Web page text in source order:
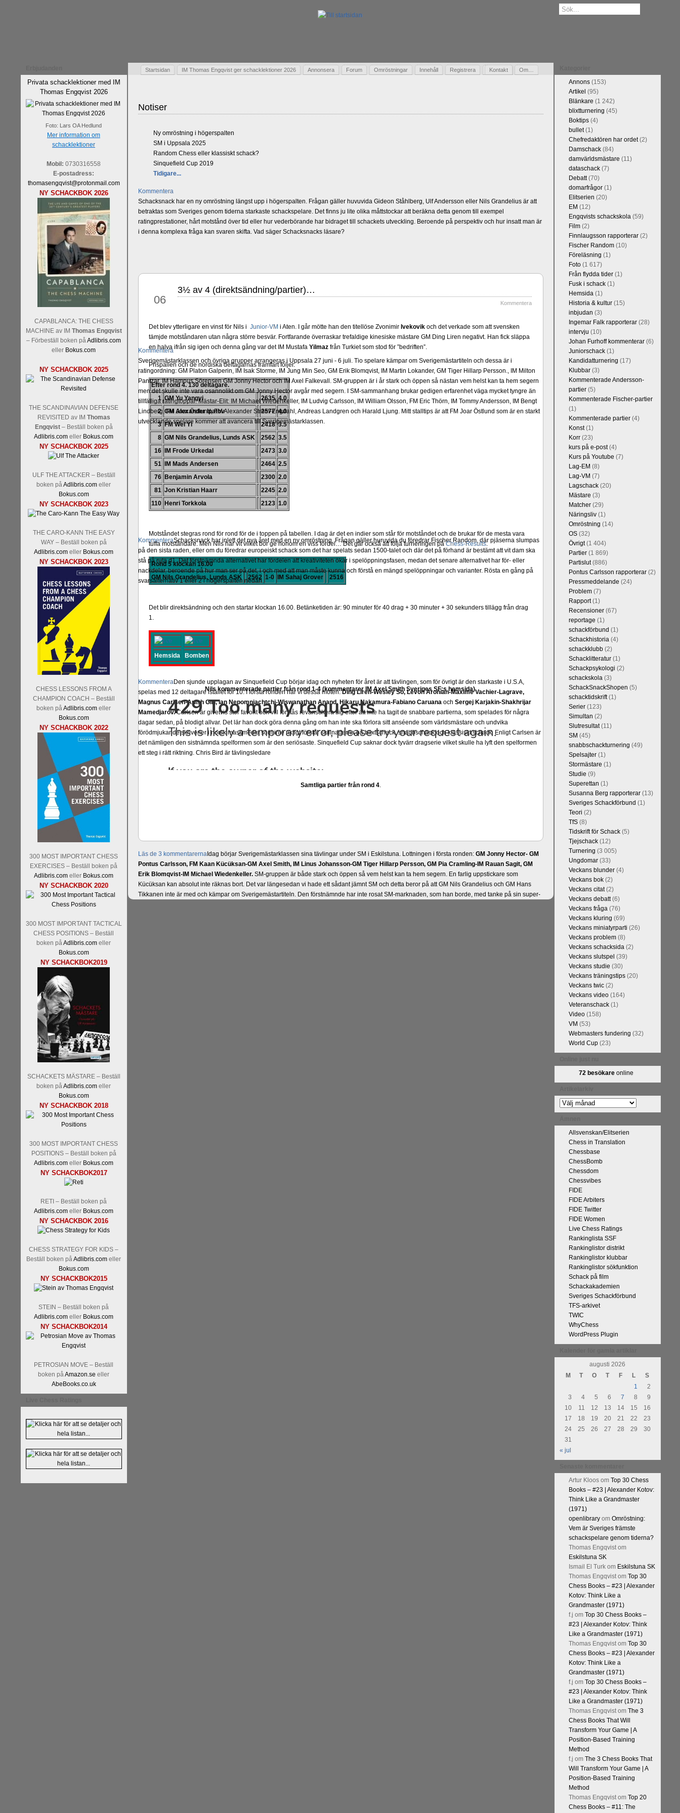
Privata schacklektioner med IM
Thomas Engqvist 2026
Foto: Lars OA Hedlund
Mer information om
schacklektioner
Mobil: 0730316558
E-postadress:
thomasengqvist@protonmail.com
NY SCHACKBOK 2026
CAPABLANCA: THE CHESS
MACHINE av IM Thomas Engqvist
– Förbeställ boken påAdlibris.com
eller Bokus.com
NY SCHACKBOK 2025
THE SCANDINAVIAN DEFENSE
REVISITED av IM Thomas
Engqvist– Beställ boken på
Adlibris.com eller Bokus.com
NY SCHACKBOK 2025
ULF THE ATTACKER – Beställ
boken påAdlibris.com eller
Bokus.com
NY SCHACKBOK 2023
THE CARO-KANN THE EASY
WAY – Beställ boken på
Adlibris.com eller Bokus.com
NY SCHACKBOK 2023
CHESS LESSONS FROM A
CHAMPION COACH – Beställ
boken på Adlibris.com eller
Bokus.com
NY SCHACKBOK 2022
300 MOST IMPORTANT CHESS
EXERCISES – Beställ boken på
Adlibris.com eller Bokus.com
NY SCHACKBOK 2020
300 MOST IMPORTANT TACTICAL
CHESS POSITIONS – Beställ
boken påAdlibris.com eller
Bokus.com
NY SCHACKBOK2019
SCHACKETS MÄSTARE – Beställ
boken på Adlibris.com eller
Bokus.com
NY SCHACKBOK 2018
300 MOST IMPORTANT CHESS
POSITIONS – Beställ boken på
Adlibris.com eller Bokus.com
NY SCHACKBOK2017
RETI – Beställ boken på
Adlibris.com eller Bokus.com
NY SCHACKBOK 2016
CHESS STRATEGY FOR KIDS –
Beställ boken på Adlibris.com eller
Bokus.com
NY SCHACKBOK2015
STEIN – Beställ boken på
Adlibris.com eller Bokus.com
NY SCHACKBOK2014
PETROSIAN MOVE – Beställ
boken på Amazon.se eller
AbeBooks.co.uk
Startsidan IM Thomas Engqvist ger schacklektioner 2026 Annonsera Forum Omröstningar Innehåll Registrera Kontakt Om…
Gästbok
Notiser
Ny omröstning i högerspalten
SM i Uppsala 2025
Random Chess eller klassiskt schack?
Sinquefield Cup 2019
Tidigare...
Kommentera
Schacksnack har en ny omröstning längst upp i högerspalten. Frågan gäller huvuvida Gideon Ståhlberg, Ulf Andersson eller Nils Grandelius är att
betraktas som Sveriges genom tiderna starkaste schackspelare. Det finns ju lite olika måttstockar att beräkna detta genom till exempel
ratingprestationer, hårt motstånd över tid eller hur vederbörande har bidraget till schackets utveckling. Beroende på perspektiv och hur insatt man är
i denna komplexa fråga kan svaren skifta. Vad säger Schacksnacks läsare?
Kommentera
Sverigemästarklassen och övriga grupper arrangeras i Uppsala 27 juni - 6 juli. Tio spelare kämpar om Sverigemästartiteln och dessa är i
ratingordning: GM Platon Galperin, IM Isak Storme, IM Jung Min Seo, GM Erik Blomqvist, IM Martin Lokander, GM Tiger Hillarp Persson., IM Milton
Pantzar, IM Hampus Sörensen GM Jonny Hector och IM Axel Falkevall. SM-gruppen är i år stark och öppen så nästan vem helst kan ta hem segern
men det skulle inte vara osannolikt om GM Jonny Hector avgår med segern. I SM-sammanhang brukar gedigen erfarenhet väga mycket tyngre än
tillfälliga ratingtoppar. Mästar-Elit: IM Michael Wiedenkeller, IM Ludvig Carlsson, IM William Olsson, FM Eric Thörn, IM Tommy Andersson, IM Bengt
Lindberg, FM Joar Östlund, FM Alexander Ström-Engdahl, Andreas Landgren och Harald Ljung. Mitt stalltips är att FM Joar Östlund som är en starkt
utvecklande spelare kommer att avancera till Sverigemästarklassen.
KommenteraSchacksnack har inlett det nya året med en ny omröstning. Frågan gäller huruvida du föredrar Fischer Random, där pjäserna slumpas
på den sista raden, eller om du föredrar europeiskt schack som det har spelats sedan 1500-talet och där det på förhand är bestämt att vit dam ska
stå på ruta d1. Det förstnämnda alternativet har fördelen att kreativiteten ökar i spelöppningsfasen, medan det senare alternativet har för- eller
nackdelar, beroende på hur man ser på det, i och med att man måste kunna och förstå en mängd spelöppningar och varianter. Rösta en gång på
svarsalternativ 1 eller 2 i högerspalten nedan.
KommenteraDen sjunde upplagan av Sinquefield Cup börjar idag och nyheten för året är att tävlingen, som för övrigt är den starkaste i U.S.A,
spelas med 12 deltagare istället för 10. I första ronden har vi dessa möten:Ding Liren-Wesley So, Levon Aronian-Maxime Vachier-Lagrave,
Magnus Carlsen-Anish Giri, Ian Nepomniachtchi-Wiswanathan Anand, Hikaru Nakamura-Fabiano Caruana och Sergej Karjakin-Shakhrijar
Mamedjarov.Carlsen är givetvis stor favorit och vill förstås revanschera sig efter att inte ha tagit de snabbare partierna, som spelades för några
dagar sedan, på blodigt allvar. Det lär han dock göra denna gång om han inte ska förlora sitt anséende som världsmästare och undvika
förödmjukande skriverier i norsk massmedia som inte riktigt förstår skillnaderna på blixtschack, snabbschack och klassiskt schack. Enligt Carlsen är
det nämligen den sistnämnda spelformen som är den seriösaste. Sinquefield Cup saknar dock tyvärr dragserie vilket skulle ha lyft den spelformen
ett steg i rätt riktning. Chris Bird är tävlingsledare
Läs de 3 kommentarernaIdag börjar Sverigemästarklassen sina tävlingar under SM i Eskilstuna. Lottningen i första ronden: GM Jonny Hector- GM
Pontus Carlsson, FM Kaan Kücüksan-GM Axel Smith, IM Linus Johansson-GM Tiger Hillarp Persson, GM Pia Cramling-IM Rauan Sagit, GM
Erik Blomqvist-IM Michael Wiedenkeller.SM-gruppen är både stark och öppen så vem helst kan ta hem segern. En farlig uppstickare som
Kücüksan kan absolut inte räknas bort. Det var längesedan vi hade ett sådant jämnt SM och detta beror på att GM Nils Grandelius och GM Hans
Tikkanen inte är med och kämpar om Sverigemästartiteln. Den förstnämnde har inte rosat SM-marknaden, som han borde, med tanke på sin super-
06
3½ av 4 (direktsändning/partier)…
Kommentera
Det blev ytterligare en vinst för Nils i Junior-VM i Aten. I går mötte han den titellöse Zvonimir Ivekovikoch det verkade som att svensken
tämjde motståndaren utan några större besvär. Fortfarande överraskar trefaldige kinesiske mästare GM Ding Liren negativt. Han fick släppa
en halva ifrån sig igen och denna gång var det IM Mustafa Yilmazfrån Turkiet som stod för ”bedriften”.
Prispallen och de nordiska deltagarnas framfart följer.
Efter rond 4. 130 deltagare.
1 GM Yu Yangyi 2635 4.0
2 GM Alexander Ipatov 2577 4.0
3 FM Wei Yi 2418 3.5
8 GM Nils Grandelius, Lunds ASK 2562 3.5
16
IM Frode Urkedal 2473 3.0
51
IM Mads Andersen 2464 2.5
76
Benjamin Arvola 2300 2.0
81 Jon Kristian Haarr 2245 2.0
110
Henri Torkkola 2123 1.0
Motståndet stegras rond för rond för de i toppen på tabellen. I dag är det en indier som står för motståndet och de brukar för de mesta vara
tuffa motståndare. Men Nils har vit vilket bör ge honom en viss fördel… Det går också att följa turneringen påChess-Results.
Rond 5 klockan 16.00
GM Nils Grandelius, Lunds ASK
2562 1-0 IM Sahaj Grover 2516
Det blir direktsändning och den startar klockan 16.00. Betänketiden är: 90 minuter för 40 drag + 30 minuter + 30 sekunders tillägg från drag
1.
Hemsida Bomben
Nils kommenterade partier från rond 1-4 (kommentarer IM Axel Smith Sveriges SF:s hemsida).
Samtliga partier från rond 4.
Annons(153)
Artikel (95)
Blänkare (1 242)
blixtturnering (45)
Boktips(4)
bullet(1)
Chefredaktören har ordet(2)
Damschack(84)
damvärldsmästare (11)
dataschack(7)
Debatt(70)
domarfrågor(1)
Elitserien (20)
EM (12)
Engqvists schackskola(59)
Film(2)
Finnlaugsson rapporterar(2)
Fischer Random(10)
Föreläsning (1)
Foto(1 617)
Från flydda tider(1)
Fusk i schack(1)
Hemsida(1)
Historia & kultur(15)
inbjudan (3)
Ingemar Falk rapporterar(28)
intervju (10)
Johan Furhoff kommenterar(6)
Juniorschack(1)
Kandidatturnering (17)
Klubbar(3)
Kommenterade Andersson-
partier(5)
Kommenterade Fischer-partier
(1)
Kommenterade partier(4)
Konst(1)
Korr(23)
kurs på e-post(4)
Kurs på Youtube (7)
Lag-EM (8)
Lag-VM (7)
Lagschack(20)
Mästare (3)
Matcher(29)
Näringsliv(1)
Omröstning (14)
OS(32)
Övrigt(1 404)
Partier(1 869)
Partislut(886)
Pontus Carlsson rapporterar(2)
Pressmeddelande (24)
Problem(7)
Rapport(1)
Recensioner(67)
reportage (1)
schackförbund (1)
Schackhistoria(4)
schackklubb(2)
Schacklitteratur(1)
Schackpsykologi (2)
schackskola(3)
SchackSnackShopen (5)
schacktidskrift(1)
Serier(123)
Simultan (2)
Slutresultat(11)
SM (45)
snabbschackturnering (49)
Spelsajter(1)
Stormästare (1)
Studie (9)
Superettan (1)
Susanna Berg rapporterar(13)
Sveriges Schackförbund (1)
Teori (2)
TfS(8)
Tidskrift för Schack(5)
Tjejschack(12)
Turnering (3 005)
Ungdomar(33)
Veckans blunder(4)
Veckans bok(2)
Veckans citat(2)
Veckans debatt(6)
Veckans fråga(76)
Veckans kluring (69)
Veckans miniatyrparti (26)
Veckans problem(8)
Veckans schacksida(2)
Veckans slutspel (39)
Veckans studie (30)
Veckans träningstips(20)
Veckans twic(2)
Veckans video(164)
Veteranschack(1)
Video(158)
VM (53)
Webmasters fundering (32)
World Cup(23)
72 besökareonline
Artikelarkiv
Allsvenskan/Elitserien
Chess in Translation
Chessbase
ChessBomb
Chessdom
Chessvibes
FIDE
FIDE Arbiters
FIDE Twitter
FIDE Women
Live Chess Ratings
Rankinglista SSF
Rankinglistor distrikt
Rankinglistor klubbar
Rankinglistor sökfunktion
Schack på film
Schackakademien
Sveriges Schackförbund
TFS-arkivet
TWIC
WhyChess
WordPress Plugin
augusti 2026
M
T O T F L
S
1
2
3
4 5 6 7 8
9
10
11 12 13 14 15
16
17
18 19 20 21 22
23
24
25 26 27 28 29
30
31
« jul
Artur Kloosom Top 30 Chess
Books – #23 | Alexander Kotov:
Think Like a Grandmaster
(1971)
openlibraryom Omröstning:
Vem är Sveriges främste
schackspelare genom tiderna?
Thomas Engqvistom
Eskilstuna SK
Ismail El Turkom Eskilstuna SK
Thomas Engqvistom Top 30
Chess Books – #23 | Alexander
Kotov: Think Like a
Grandmaster (1971)
f.j om Top 30 Chess Books –
#23 | Alexander Kotov: Think
Like a Grandmaster (1971)
Thomas Engqvistom Top 30
Chess Books – #23 | Alexander
Kotov: Think Like a
Grandmaster (1971)
f.j om Top 30 Chess Books –
#23 | Alexander Kotov: Think
Like a Grandmaster (1971)
Thomas Engqvistom The 3
Chess Books That Will
Transform Your Game | A
Position-Based Training
Method
f.j om The 3 Chess Books That
Will Transform Your Game | A
Position-Based Training
Method
Thomas Engqvistom Top 20
Chess Books – #11: The